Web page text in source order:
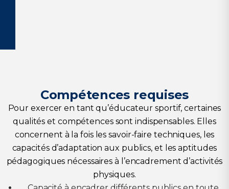
Compétences requises
Pour exercer en tant qu’éducateur sportif, certaines
qualités et compétences sont indispensables. Elles
concernent à la fois les savoir-faire techniques, les
capacités d’adaptation aux publics, et les aptitudes
pédagogiques nécessaires à l’encadrement d’activités
physiques.